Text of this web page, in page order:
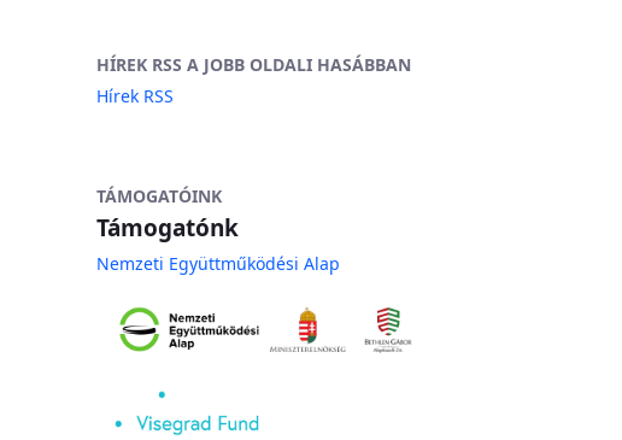
HÍREK RSS A JOBB OLDALI HASÁBBAN
Hírek RSS
TÁMOGATÓINK
Támogatónk
Nemzeti Együttműködési Alap